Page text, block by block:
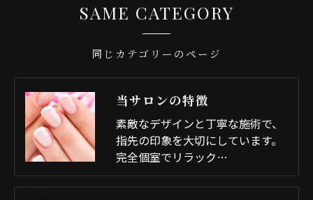
同じカテゴリーのページ
SAME CATEGORY
当サロンの特徴
素敵なデザインと丁寧な施術で、
指先の印象を大切にしています。
完全個室でリラック…